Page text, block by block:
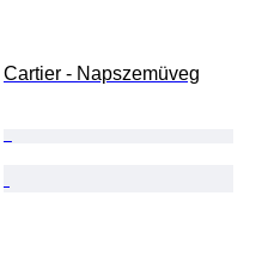
Cartier - Napszemüveg